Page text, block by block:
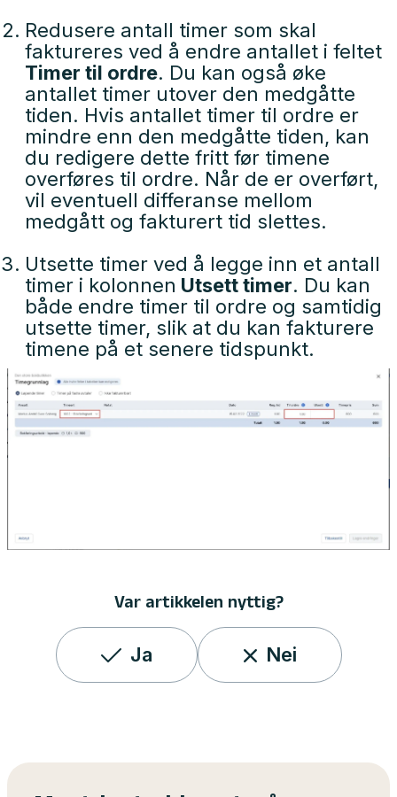
Redusere antall timer som skal
faktureres ved å endre antallet i feltet
Timer til ordre. Du kan også øke
antallet timer utover den medgåtte
tiden. Hvis antallet timer til ordre er
mindre enn den medgåtte tiden, kan
du redigere dette fritt før timene
overføres til ordre. Når de er overført,
vil eventuell differanse mellom
medgått og fakturert tid slettes.
Utsette timer ved å legge inn et antall
timer i kolonnen Utsett timer. Du kan
både endre timer til ordre og samtidig
utsette timer, slik at du kan fakturere
timene på et senere tidspunkt.
Var artikkelen nyttig?
Ja Nei